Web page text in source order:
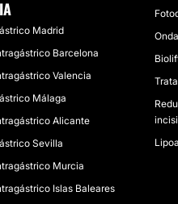
Madrid
Barcelona
Valencia
Málaga
Alicante
Sevilla
Murcia
Islas Baleares